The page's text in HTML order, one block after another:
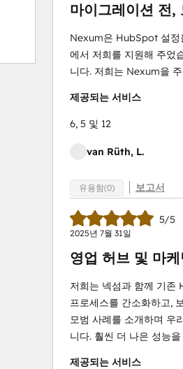
마이그레이션 전,
Nexum은 HubSpot 설정
에서 저희를 지원해 주었
니다. 저희는 Nexum을
제공되는 서비스
6, 5 및 12
van Rüth, L.
유용함(0) 보고서
5/5
2025년 7월 31일
영업 허브 및 마
저희는 넥섬과 함께 기존
프로세스를 간소화하고,
모범 사례를 소개하며 우
니다. 훨씬 더 나은 성능
제공되는 서비스